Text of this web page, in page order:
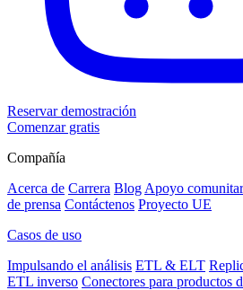
Reservar demostración
Comenzar gratis
Compañía
Acerca de Carrera Blog Apoyo
de prensa Contáctenos Proyecto UE
Casos de uso
Impulsando el análisis ETL & ELT
ETL inverso Conectores para productos